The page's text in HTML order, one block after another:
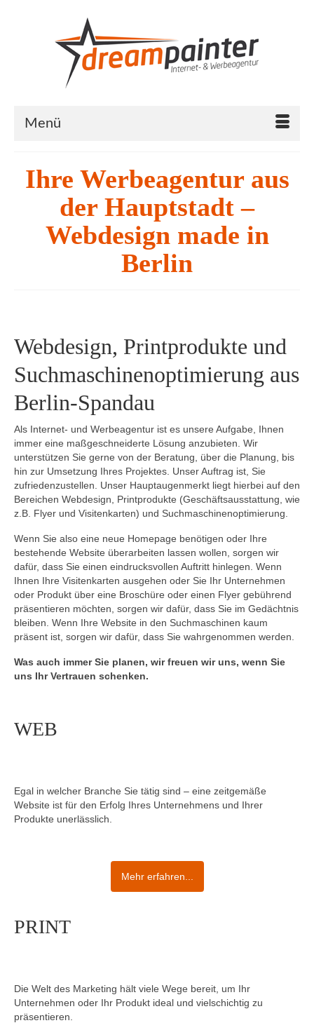
Menü
Ihre Werbeagentur aus
der Hauptstadt –
Webdesign made in
Berlin
Webdesign, Printprodukte und
Suchmaschinenoptimierung aus
Berlin-Spandau
Als Internet- und Werbeagentur ist es unsere Aufgabe, Ihnen
immer eine maßgeschneiderte Lösung anzubieten. Wir
unterstützen Sie gerne von der Beratung, über die Planung, bis
hin zur Umsetzung Ihres Projektes. Unser Auftrag ist, Sie
zufriedenzustellen. Unser Hauptaugenmerkt liegt hierbei auf den
Bereichen Webdesign, Printprodukte (Geschäftsausstattung, wie
z.B. Flyer und Visitenkarten) und Suchmaschinenoptimierung.
Wenn Sie also eine neue Homepage benötigen oder Ihre
bestehende Website überarbeiten lassen wollen, sorgen wir
dafür, dass Sie einen eindrucksvollen Auftritt hinlegen. Wenn
Ihnen Ihre Visitenkarten ausgehen oder Sie Ihr Unternehmen
oder Produkt über eine Broschüre oder einen Flyer gebührend
präsentieren möchten, sorgen wir dafür, dass Sie im Gedächtnis
bleiben. Wenn Ihre Website in den Suchmaschinen kaum
präsent ist, sorgen wir dafür, dass Sie wahrgenommen werden.
Was auch immer Sie planen, wir freuen wir uns, wenn Sie
uns Ihr Vertrauen schenken.
WEB
Egal in welcher Branche Sie tätig sind – eine zeitgemäße
Website ist für den Erfolg Ihres Unternehmens und Ihrer
Produkte unerlässlich.
Mehr erfahren...
PRINT
Die Welt des Marketing hält viele Wege bereit, um Ihr
Unternehmen oder Ihr Produkt ideal und vielschichtig zu
präsentieren.